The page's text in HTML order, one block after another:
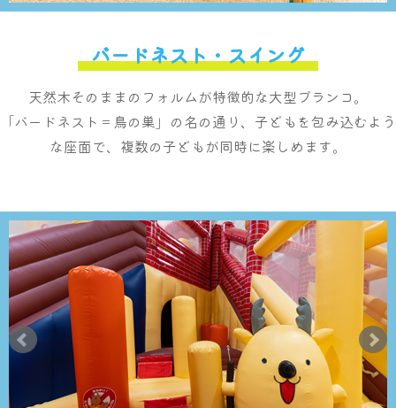
その他施設 ご宿泊
バードネスト・スイング
天然木そのままのフォルムが特徴的な大型ブランコ。
「バードネスト＝鳥の巣」の名の通り、子どもを包み込むよう
な座面で、複数の子どもが同時に楽しめます。